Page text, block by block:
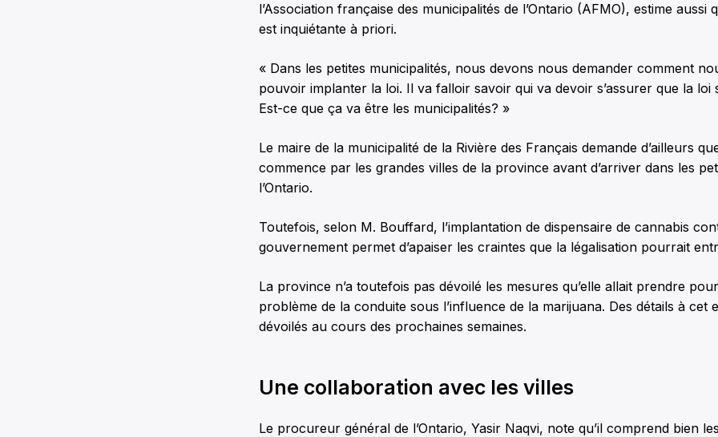
l’Association française des municipalités de l’Ontario (AFMO), estime aussi
est inquiétante à priori.
« Dans les petites municipalités, nous devons nous demander comment
pouvoir implanter la loi. Il va falloir savoir qui va devoir s’assurer que la loi
Est-ce que ça va être les municipalités? »
Le maire de la municipalité de la Rivière des Français demande d’ailleurs
commence par les grandes villes de la province avant d’arriver dans les
l’Ontario.
Toutefois, selon M. Bouffard, l’implantation de dispensaire de cannabis
gouvernement permet d’apaiser les craintes que la légalisation pourrait
La province n’a toutefois pas dévoilé les mesures qu’elle allait prendre
problème de la conduite sous l’influence de la marijuana. Des détails à cet
dévoilés au cours des prochaines semaines.
Une collaboration avec les villes
Le procureur général de l’Ontario, Yasir Naqvi, note qu’il comprend bien